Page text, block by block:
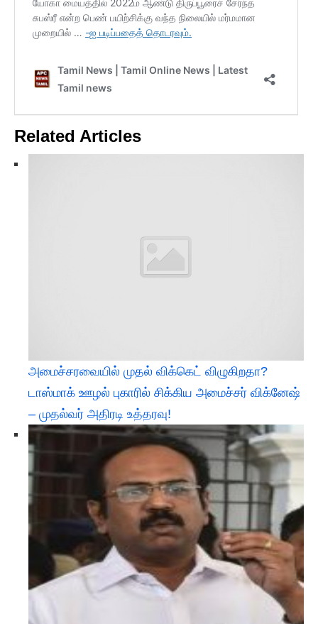
Related Articles
அமைச்சரவையில் முதல் விக்கெட் விழுகிறதா?
டாஸ்மாக் ஊழல் புகாரில் சிக்கிய அமைச்சர் விக்னேஷ்
– முதல்வர் அதிரடி உத்தரவு!